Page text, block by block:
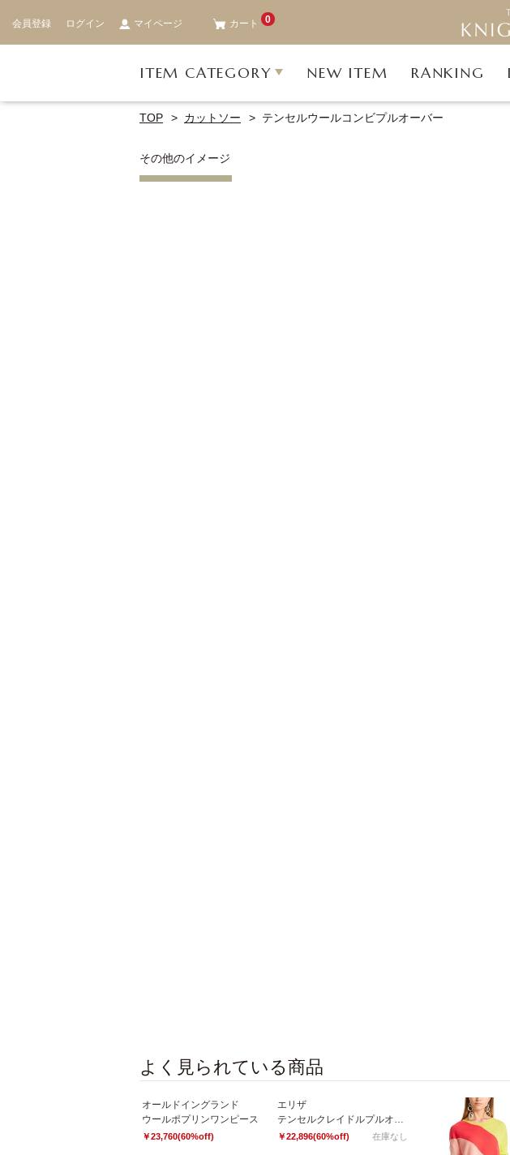
会員登録 ログイン マイページ カート 0
ITEM CATEGORY NEW ITEM RANKING
TOP カットソー テンセルウールコンビプルオーバー
その他のイメージ
よく見られている商品
オールドイングランド
ウールポプリンワンピース
￥23,760(60%off)
エリザ
テンセルクレイドルプルオーバー
￥22,896(60%off) 在庫なし